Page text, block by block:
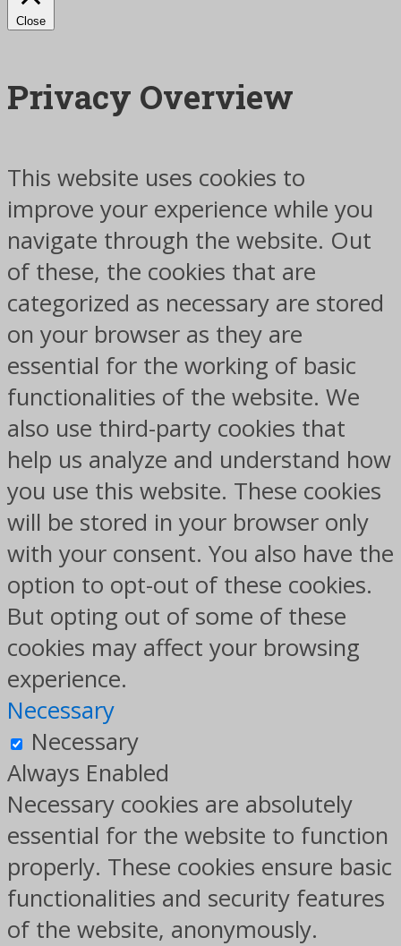
Close
Privacy Overview
This website uses cookies to
improve your experience while you
navigate through the website. Out
of these, the cookies that are
categorized as necessary are stored
on your browser as they are
essential for the working of basic
functionalities of the website. We
also use third-party cookies that
help us analyze and understand how
you use this website. These cookies
will be stored in your browser only
with your consent. You also have the
option to opt-out of these cookies.
But opting out of some of these
cookies may affect your browsing
experience.
Necessary
Necessary
Always Enabled
Necessary cookies are absolutely
essential for the website to function
properly. These cookies ensure basic
functionalities and security features
of the website, anonymously.